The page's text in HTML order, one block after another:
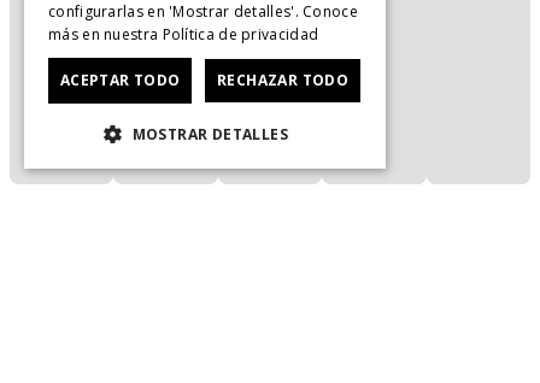
configurarlas en 'Mostrar detalles'. Conoce
más en nuestra Política de privacidad
ACEPTAR TODO RECHAZAR TODO
MOSTRAR DETALLES